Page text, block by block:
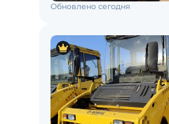
Обновлено сегодня